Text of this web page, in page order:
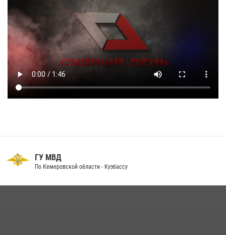
ГУ МВД
По Кемеровской области - Кузбассу